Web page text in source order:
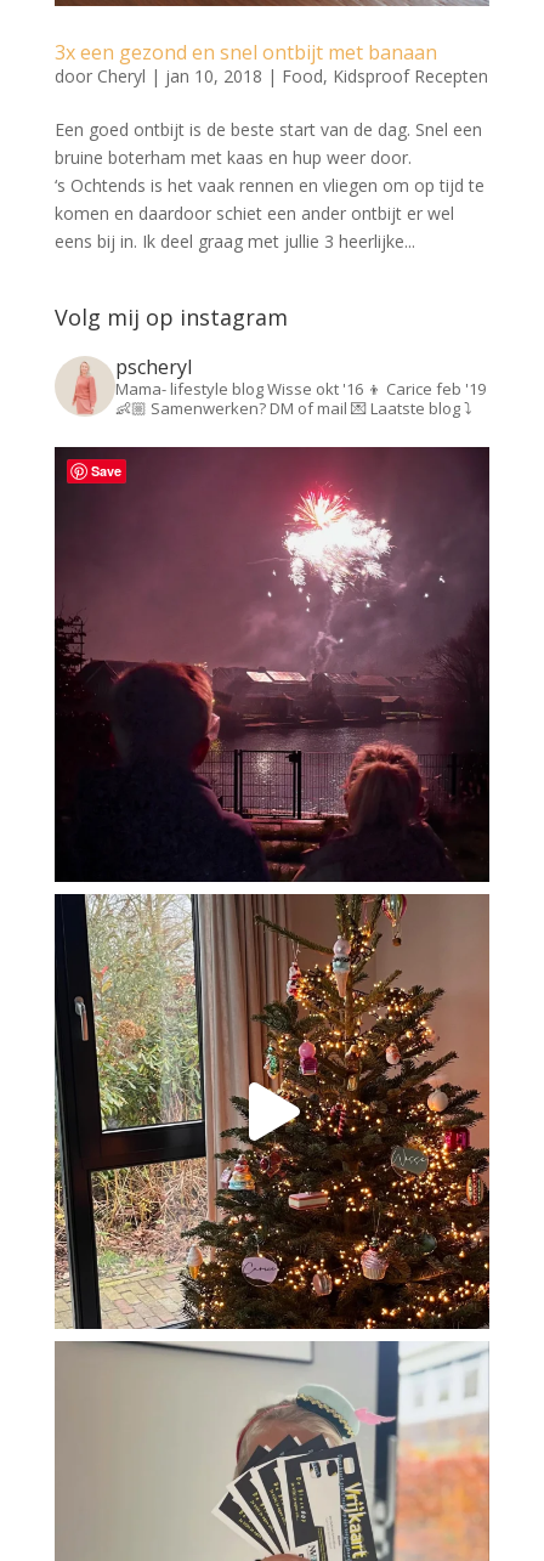
3x een gezond en snel ontbijt met banaan
door Cheryl | jan 10, 2018 | Food, Kidsproof Recepten
Een goed ontbijt is de beste start van de dag. Snel een
bruine boterham met kaas en hup weer door.
‘s Ochtends is het vaak rennen en vliegen om op tijd te
komen en daardoor schiet een ander ontbijt er wel
eens bij in. Ik deel graag met jullie 3 heerlijke...
Volg mij op instagram
pscheryl
Mama- lifestyle blogWisse okt '16 👦 Carice feb '19
👶🏼 Samenwerken? DM of mail 💌Laatste blog ⤵️
Save